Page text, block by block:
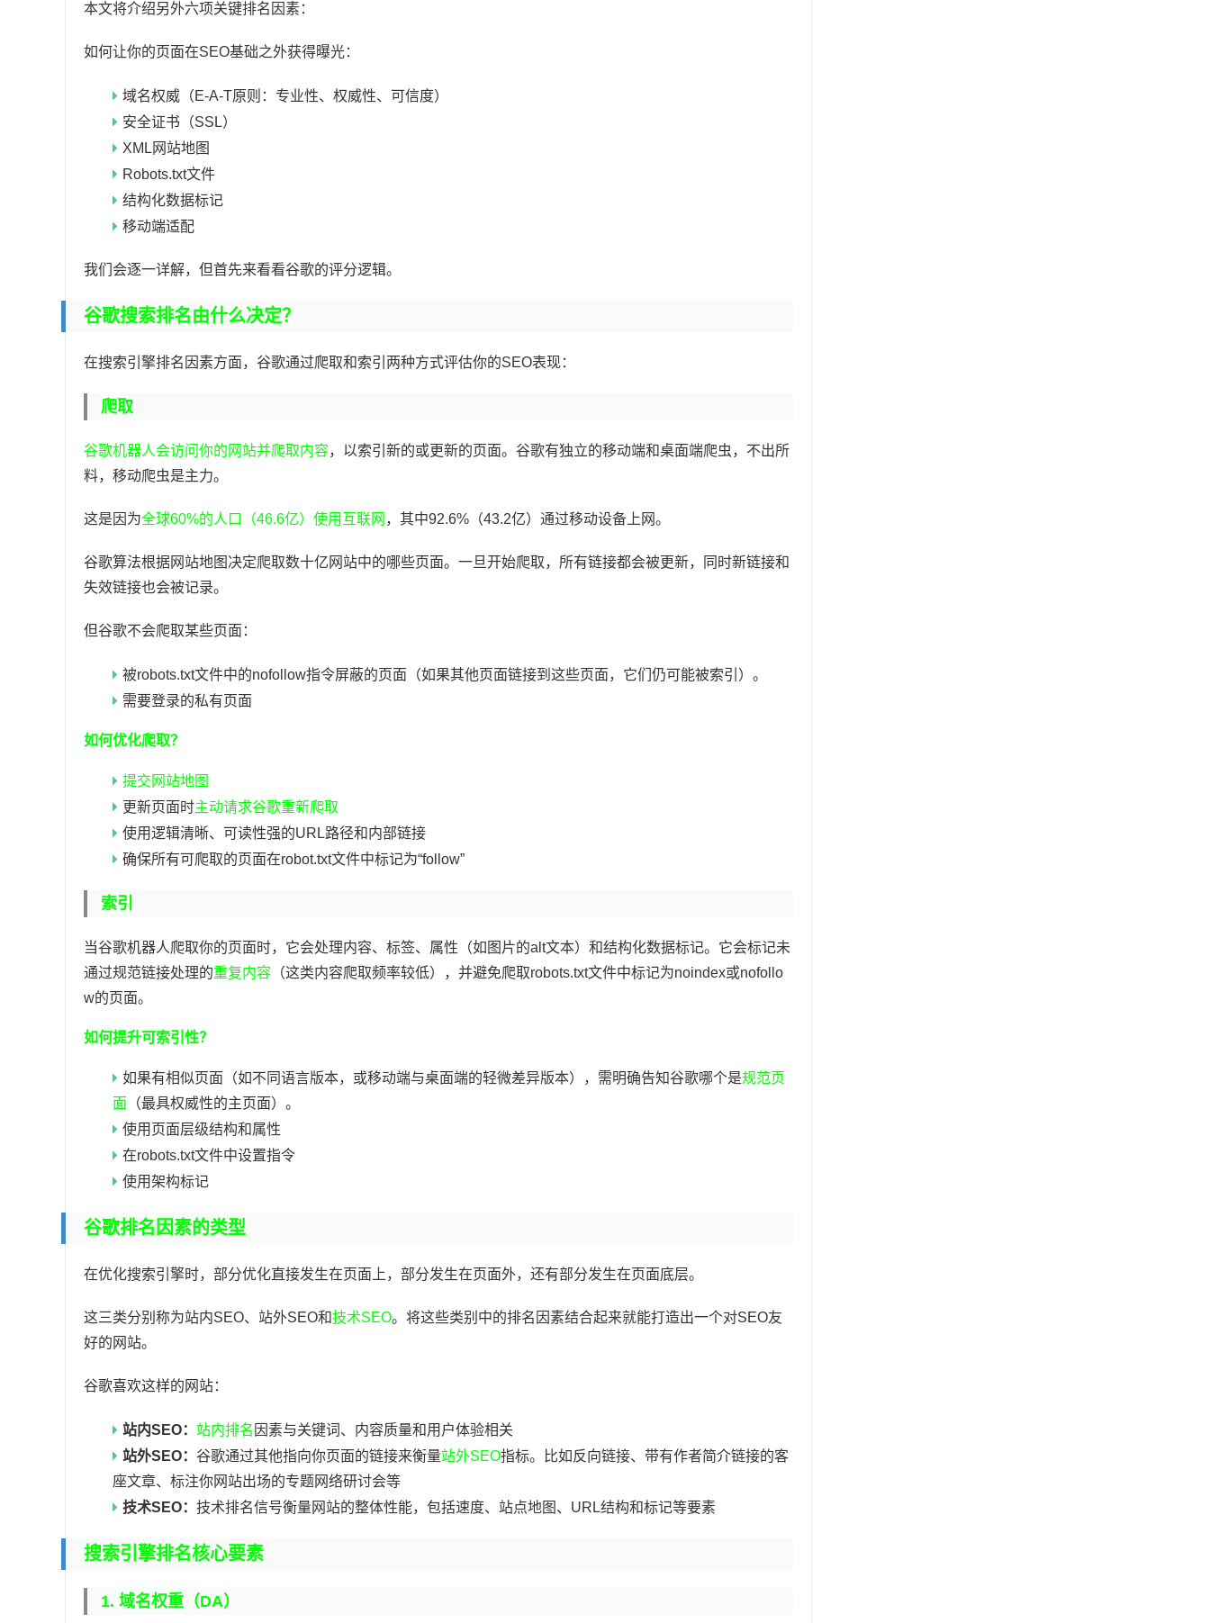
本文将介绍另外六项关键排名因素：
如何让你的页面在SEO基础之外获得曝光：
域名权威（E-A-T原则：专业性、权威性、可信度）
安全证书（SSL）
XML网站地图
Robots.txt文件
结构化数据标记
移动端适配
我们会逐一详解，但首先来看看谷歌的评分逻辑。
谷歌搜索排名由什么决定？
在搜索引擎排名因素方面，谷歌通过爬取和索引两种方式评估你的SEO表现：
爬取
谷歌机器人会访问你的网站并爬取内容，以索引新的或更新的页面。谷歌有独立的移动端和桌面端爬虫，不出所
料，移动爬虫是主力。
这是因为全球60%的人口（46.6亿）使用互联网 ，其中92.6%（43.2亿）通过移动设备上网。
谷歌算法根据网站地图决定爬取数十亿网站中的哪些页面。一旦开始爬取，所有链接都会被更新，同时新链接和
失效链接也会被记录。
但谷歌不会爬取某些页面：
被robots.txt文件中的nofollow指令屏蔽的页面（如果其他页面链接到这些页面，它们仍可能被索引）。
需要登录的私有页面
如何优化爬取？
提交网站地图
更新页面时主动请求谷歌重新爬取
使用逻辑清晰、可读性强的URL路径和内部链接
确保所有可爬取的页面在robot.txt文件中标记为“follow”
索引
当谷歌机器人爬取你的页面时，它会处理内容、标签、属性（如图片的alt文本）和结构化数据标记。它会标记未
通过规范链接处理的重复内容 （这类内容爬取频率较低），并避免爬取robots.txt文件中标记为noindex或nofollo
w的页面。
如何提升可索引性？
如果有相似页面（如不同语言版本，或移动端与桌面端的轻微差异版本），需明确告知谷歌哪个是规范页
面 （最具权威性的主页面）。
使用页面层级结构和属性
在robots.txt文件中设置指令
使用架构标记
谷歌排名因素的类型
在优化搜索引擎时，部分优化直接发生在页面上，部分发生在页面外，还有部分发生在页面底层。
这三类分别称为站内SEO、站外SEO和技术SEO。将这些类别中的排名因素结合起来就能打造出一个对SEO友
好的网站。
谷歌喜欢这样的网站：
站内SEO： 站内排名 因素与关键词、内容质量和用户体验相关
站外SEO： 谷歌通过其他指向你页面的链接来衡量站外SEO指标。比如反向链接、带有作者简介链接的客
座文章、标注你网站出场的专题网络研讨会等
技术SEO： 技术排名信号衡量网站的整体性能，包括速度、站点地图、URL结构和标记等要素
搜索引擎排名核心要素
1. 域名权重（DA）